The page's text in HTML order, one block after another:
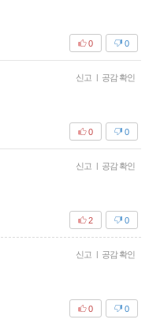
0
0
신고 | 공감 확인
0
0
신고 | 공감 확인
0
2
신고 | 공감 확인
0
0